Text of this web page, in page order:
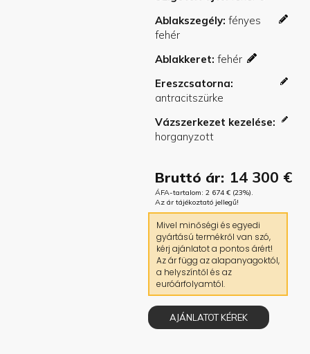
Ablakszegély
Ablakkeret
Ereszcsatorna
Vázszerkezet kezelése
Bruttó ár: 14 300 €
ÁFA-tartalom: 2 674 € (23%).
Az ár tájékoztató jellegű!
Mivel minőségi és egyedi
gyártású termékről van szó,
kérj ajánlatot a pontos árért!
Az ár függ az alapanyagoktól,
a helyszíntől és az
euróárfolyamtól.
AJÁNLATOT KÉREK